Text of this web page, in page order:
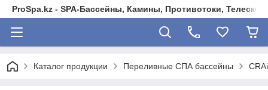
ProSpa.kz - SPA-Бассейны, Камины, Противотоки,
Каталог продукции Переливные СПА бассейны